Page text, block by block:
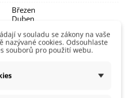
Březen
Duben
Září
Venku
v souladu se zákony na vaše
nazývané cookies. Odsouhlaste
souborů pro použití webu.